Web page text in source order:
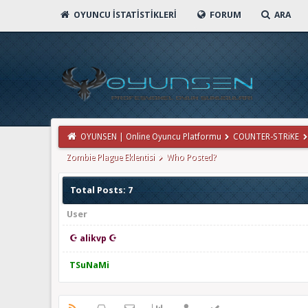
OYUNCU İSTATISTIKLERI FORUM ARA
OYUNSEN | Online Oyuncu Platformu COUNTER-STRiKE
Zombie Plague Eklentisi Who Posted?
Total Posts: 7
User
☪ alikvp ☪
TSuNaMi